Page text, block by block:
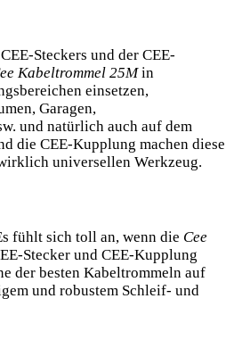
Steckers und der CEE-
Kabeltrommel 25Min
einsetzen,
Garagen,
und natürlich auch auf dem
die CEE-Kupplung machen diese
universellen Werkzeug.
fühlt sich toll an, wenn die Cee
Stecker und CEE-Kupplung
der besten Kabeltrommeln auf
und robustem Schleif- und